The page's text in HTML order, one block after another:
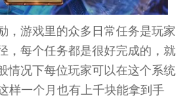
，游戏里的众多日常任务是玩家
，每个任务都是很好完成的，就
情况下每位玩家可以在这个系统
样一个月也有上千块能拿到手